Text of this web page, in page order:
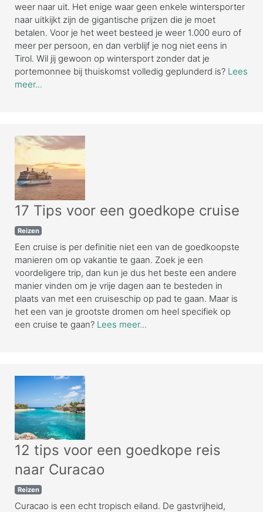
weer naar uit. Het enige waar geen enkele wintersporter
naar uitkijkt zijn de gigantische prijzen die je moet
betalen. Voor je het weet besteed je weer 1.000 euro of
meer per persoon, en dan verblijf je nog niet eens in
Tirol. Wil jij gewoon op wintersport zonder dat je
portemonnee bij thuiskomst volledig geplunderd is? Lees
meer...
17 Tips voor een goedkope cruise
Reizen
Een cruise is per definitie niet een van de goedkoopste
manieren om op vakantie te gaan. Zoek je een
voordeligere trip, dan kun je dus het beste een andere
manier vinden om je vrije dagen aan te besteden in
plaats van met een cruiseschip op pad te gaan. Maar is
het een van je grootste dromen om heel specifiek op
een cruise te gaan? Lees meer...
12 tips voor een goedkope reis
naar Curacao
Reizen
Curacao is een echt tropisch eiland. De gastvrijheid,